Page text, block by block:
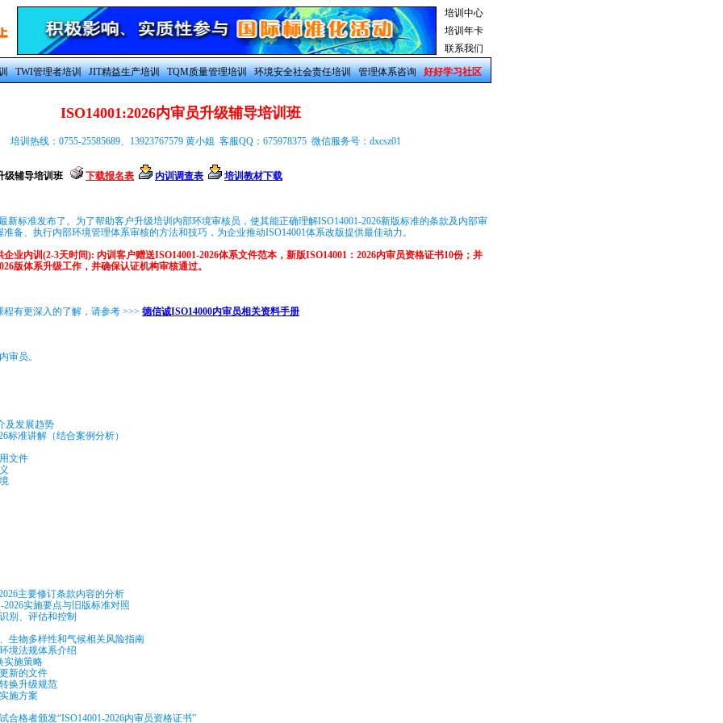
培训中心
培训年卡
联系我们
TWI管理者培训 JIT精益生产培训 TQM质量管理培训 环境安全社会责任培训 管理体系咨询 好好学习社区
ISO14001:2026内审员升级辅导培训班
培训热线：0755-25585689、13923767579 黄小姐 客服QQ：675978375 微信服务号：dxcsz01
级辅导培训班 下载报名表 内训调查表 培训教材下载
新标准发布了。为了帮助客户升级培训内部环境审核员，使其能正确理解ISO14001-2026新版标准的条款及内部审
备、执行内部环境管理体系审核的方法和技巧，为企业推动ISO14001体系改版提供最佳动力。
内训(2-3天时间): 内训客户赠送ISO14001-2026体系文件范本，新版ISO14001：2026内审员资格证书10份；并
版体系升级工作，并确保认证机构审核通过。
程有更深入的了解，请参考 >>> 德信诚ISO14000内审员相关资料手册
审员。
及发展趋势
标准讲解（结合案例分析）
文件
主要修订条款内容的分析
2026实施要点与旧版标准对照
别、评估和控制
生物多样性和气候相关风险指南
境法规体系介绍
施策略
新的文件
换升级规范
施方案
合格者颁发“ISO14001-2026内审员资格证书”